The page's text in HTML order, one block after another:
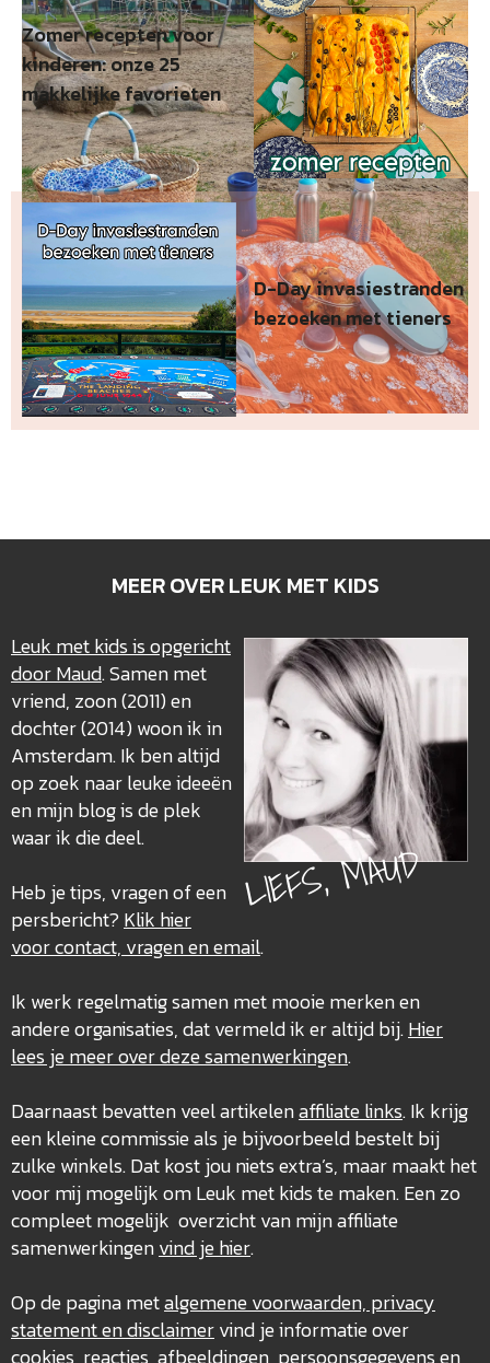
Zomer recepten voor
kinderen: onze 25
makkelijke favorieten
D-Day invasiestranden
bezoeken met tieners
MEER OVER LEUK MET KIDS
LIEFS, MAUD
Leuk met kids is opgericht
door Maud. Samen met
vriend, zoon (2011) en
dochter (2014) woon ik in
Amsterdam. Ik ben altijd
op zoek naar leuke ideeën
en mijn blog is de plek
waar ik die deel.
Heb je tips, vragen of een
persbericht? Klik hier
voor contact, vragen en email.
Ik werk regelmatig samen met mooie merken en
andere organisaties, dat vermeld ik er altijd bij.Hier
lees je meer over dezesamenwerkingen.
Daarnaast bevatten veel artikelenaffiliate links. Ik krijg
een kleine commissie als je bijvoorbeeld bestelt bij
zulke winkels. Dat kost jou niets extra’s, maar maakt het
voor mij mogelijk om Leuk met kids te maken. Een zo
compleet mogelijk overzicht van mijn affiliate
samenwerkingenvind je hier.
Op de pagina metalgemene voorwaarden, privacy
statement en disclaimervind je informatie over